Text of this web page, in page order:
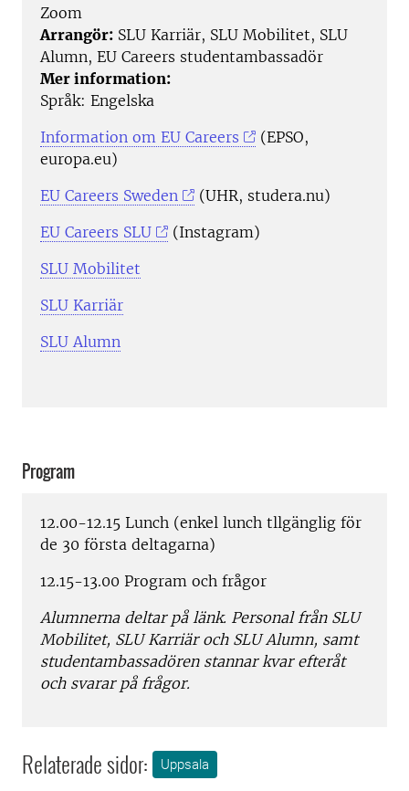
Zoom
Arrangör: SLU Karriär, SLU Mobilitet, SLU
Alumn, EU Careers studentambassadör
Mer information:
Språk: Engelska
Information om EU Careers
(EPSO,
europa.eu)
EU Careers Sweden
(UHR, studera.nu)
EU Careers SLU
(Instagram)
SLU Mobilitet
SLU Karriär
SLU Alumn
Program
12.00-12.15 Lunch (enkel lunch tllgänglig för
de 30 första deltagarna)
12.15-13.00 Program och frågor
Alumnerna deltar på länk. Personal från SLU
Mobilitet, SLUKarriär och SLU Alumn, samt
studentambassadören stannar kvar efteråt
och svarar på frågor.
Relaterade sidor: Uppsala